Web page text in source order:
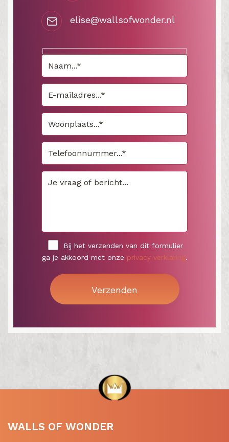
elise@wallsofwonder.nl
Bij het verzenden van dit formulier
ga je akkoord met onze privacy verklaring.
WALLS OF WONDER